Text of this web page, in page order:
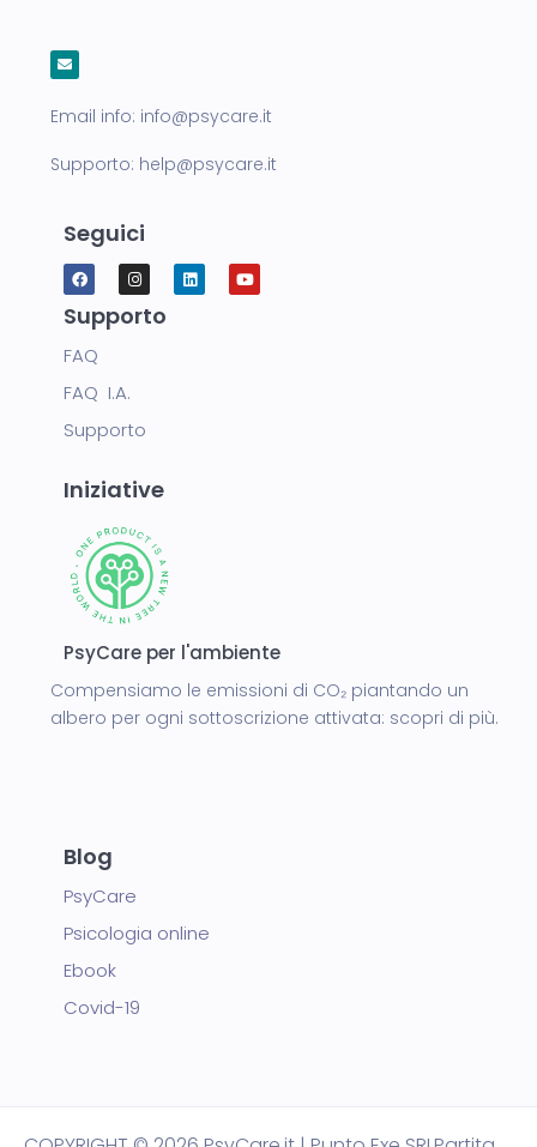
Email info: info@psycare.it
Supporto: help@psycare.it
Seguici
Supporto
FAQ
FAQ I.A.
Supporto
Iniziative
PsyCare per l'ambiente
Compensiamo le emissioni di CO₂ piantando un
albero per ogni sottoscrizione attivata: scopri di più.
Blog
PsyCare
Psicologia online
Ebook
Covid-19